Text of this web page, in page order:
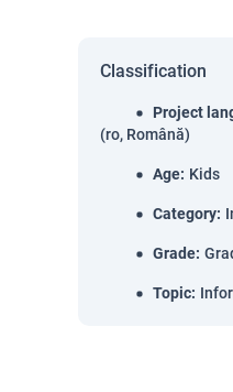
Classification
Project
(ro, Română)
Age: Kids
Category:
Grade:
Topic: